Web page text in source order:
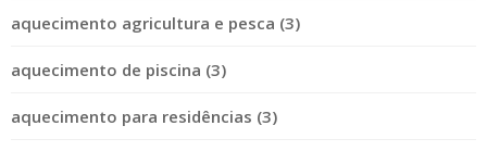
aquecimento agricultura e pesca (3)
aquecimento de piscina (3)
aquecimento para residências (3)